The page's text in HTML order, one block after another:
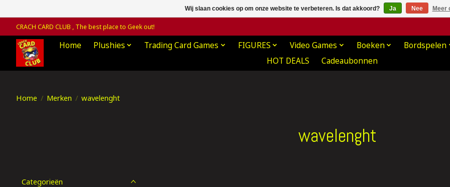
CRACH CARD CLUB , The best place to Geek out!
Home Plushies Trading Card Games FIGURES Video Games Boeken Bordspelen
HOT DEALS
Cadeaubonnen
Home / Merken / wavelenght
wavelenght
Categorieën
Wij slaan cookies op om onze website te verbeteren. Is dat akkoord? Ja Nee Meer